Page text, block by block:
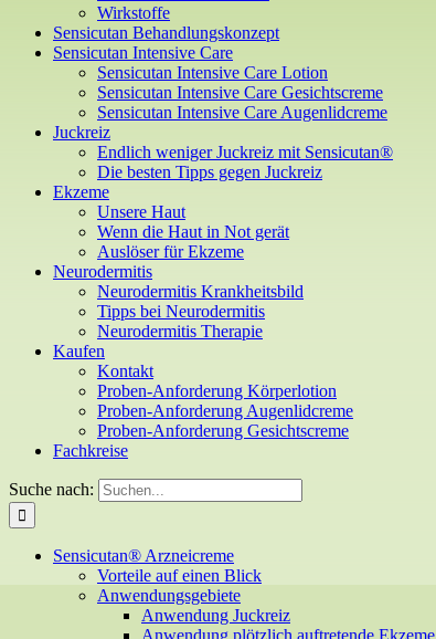
Wirkstoffe
Sensicutan Behandlungskonzept
Sensicutan Intensive Care
Sensicutan Intensive Care Lotion
Sensicutan Intensive Care Gesichtscreme
Sensicutan Intensive Care Augenlidcreme
Juckreiz
Endlich weniger Juckreiz mit Sensicutan®
Die besten Tipps gegen Juckreiz
Ekzeme
Unsere Haut
Wenn die Haut in Not gerät
Auslöser für Ekzeme
Neurodermitis
Neurodermitis Krankheitsbild
Tipps bei Neurodermitis
Neurodermitis Therapie
Kaufen
Kontakt
Proben-Anforderung Körperlotion
Proben-Anforderung Augenlidcreme
Proben-Anforderung Gesichtscreme
Fachkreise
Suche nach:
Sensicutan® Arzneicreme
Vorteile auf einen Blick
Anwendungsgebiete
Anwendung Juckreiz
Anwendung plötzlich auftretende Ekzeme